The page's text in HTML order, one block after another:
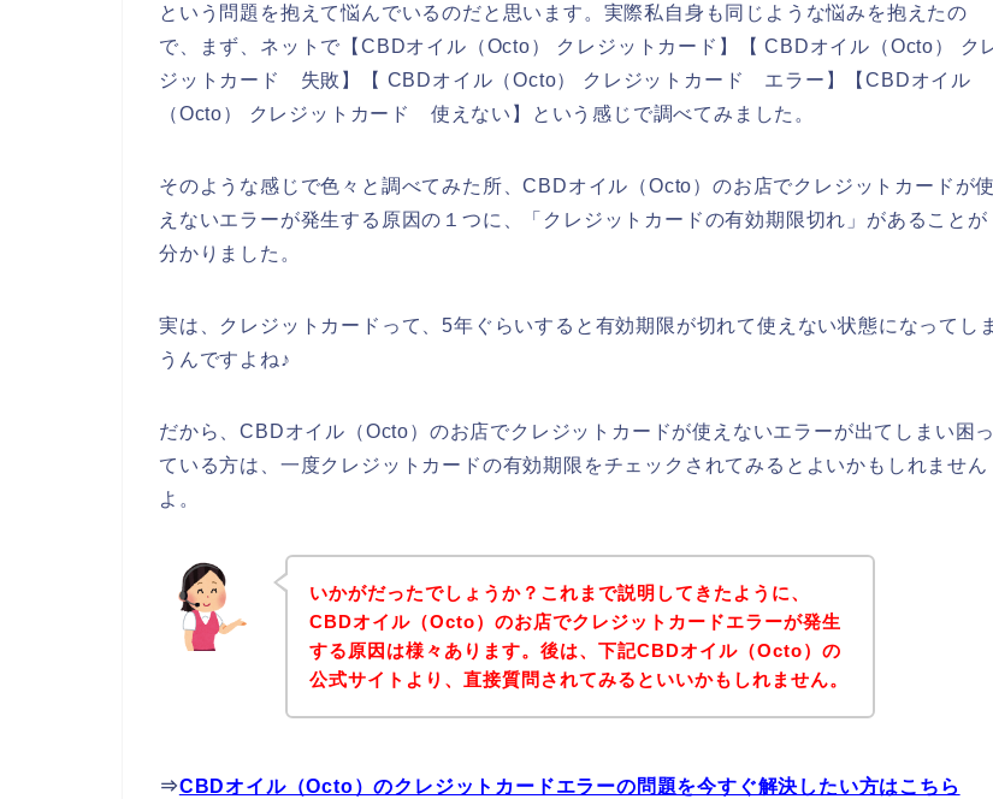
という問題を抱えて悩んでいるのだと思います。実際私自身も同じような悩みを抱えたの
で、まず、ネットで【CBDオイル（Octo） クレジットカード】【 CBDオイル（Octo） ク
ジットカード 失敗】【 CBDオイル（Octo） クレジットカード エラー】【CBDオイル
（Octo） クレジットカード 使えない】という感じで調べてみました。
そのような感じで色々と調べてみた所、CBDオイル（Octo）のお店でクレジットカードが使
えないエラーが発生する原因の１つに、「クレジットカードの有効期限切れ」があることが
分かりました。
実は、クレジットカードって、5年ぐらいすると有効期限が切れて使えない状態になってしま
うんですよね♪
だから、CBDオイル（Octo）のお店でクレジットカードが使えないエラーが出てしまい困っ
ている方は、一度クレジットカードの有効期限をチェックされてみるとよいかもしれません
よ。
いかがだったでしょうか？これまで説明してきたように、
CBDオイル（Octo）のお店でクレジットカードエラーが発生
する原因は様々あります。後は、下記CBDオイル（Octo）の
公式サイトより、直接質問されてみるといいかもしれません。
⇒CBDオイル（Octo）のクレジットカードエラーの問題を今すぐ解決したい方はこちら